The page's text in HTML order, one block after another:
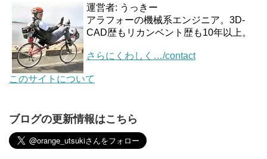
運営者: うっきー
アラフォーの機械系エンジニア。3D-
CAD歴もリカンベント歴も10年以上。
さらにくわしく…/contact
このサイトについて
ブログの更新情報はこちら